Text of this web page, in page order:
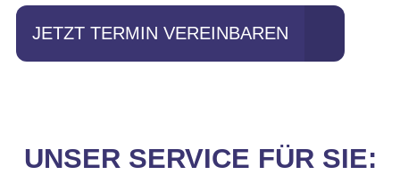
JETZT TERMIN VEREINBAREN
UNSER SERVICE FÜR SIE: